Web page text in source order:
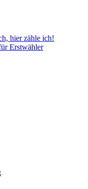
hier zähle ich!
Erstwähler